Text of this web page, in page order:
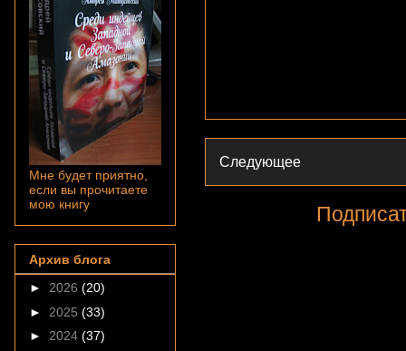
Следующее
Мне будет приятно,
если вы прочитаете
мою книгу
Архив блога
► 2026 (20)
► 2025 (33)
► 2024 (37)